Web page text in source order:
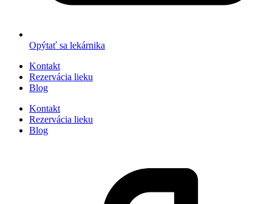
Opýtať sa lekárnika
Kontakt
Rezervácia lieku
Blog
Kontakt
Rezervácia lieku
Blog